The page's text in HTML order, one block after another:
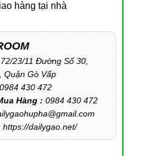
hàng tại nhà
72/23/11 Đường Số 30,
Quận Gò Vấp
0984 430 472
Hàng :0984 430 472
https://dailygao.net/